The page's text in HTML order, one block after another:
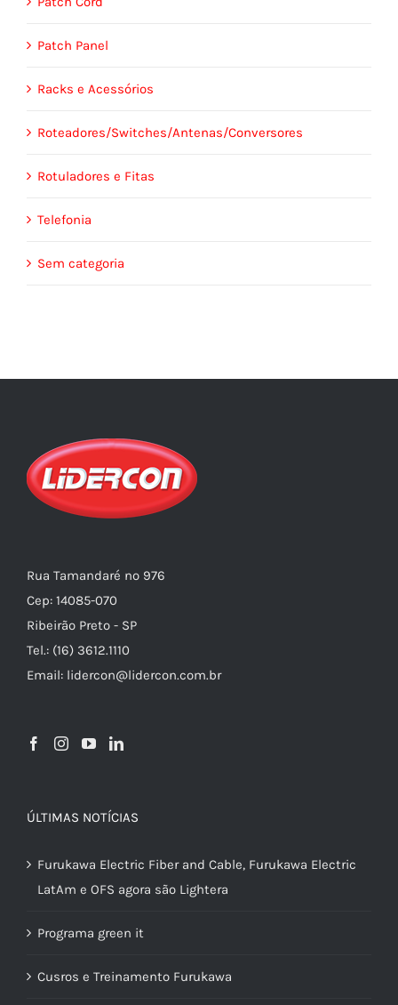
Patch Panel
Racks e Acessórios
Roteadores/Switches/Antenas/Conversores
Rotuladores e Fitas
Telefonia
Sem categoria
Rua Tamandaré nº 976
Cep: 14085-070
Ribeirão Preto - SP
Tel.: (16) 3612.1110
Email: lidercon@lidercon.com.br
ÚLTIMAS NOTÍCIAS
Furukawa Electric Fiber and Cable, Furukawa Electric
LatAm e OFS agora são Lightera
Programa green it
Cusros e Treinamento Furukawa